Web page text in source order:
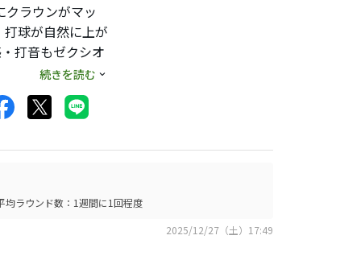
ラウンがマッ
球が自然に上が
打音もゼクシオ
離が伸びるタイ
りがある人は試
すめ。
続きを読む
均ラウンド数：1週間に1回程度
2025/12/27（土）17:49